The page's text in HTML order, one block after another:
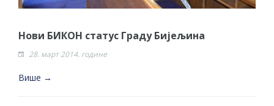
Нови БИКОН статус Граду Бијељина
28. март 2014. године
Више →